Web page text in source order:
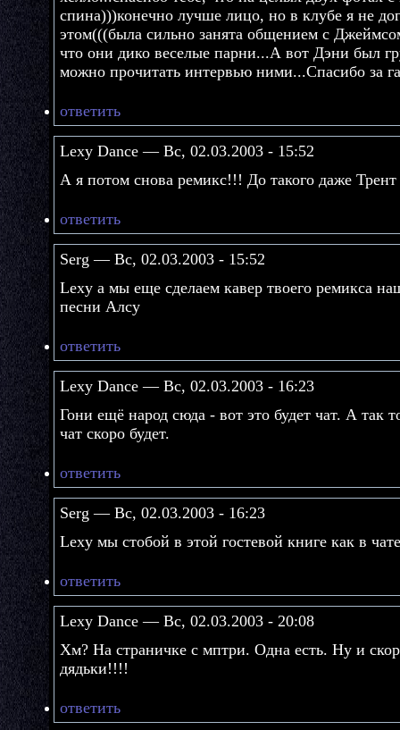
спина)))конечно лучше лицо, но в клубе я не
этом(((была сильно занята общением с
что они дико веселые парни...А вот Дэни был
можно прочитать интервью ними...Спасибо за
ответить
Lexy Dance — Вс, 02.03.2003 - 15:52
А я потом снова ремикс!!! До такого даже
ответить
Serg — Вс, 02.03.2003 - 15:52
Lexy а мы еще сделаем кавер твоего ремикса
песни Алсу
ответить
Lexy Dance — Вс, 02.03.2003 - 16:23
Гони ещё народ сюда - вот это будет чат. А так
чат скоро будет.
ответить
Serg — Вс, 02.03.2003 - 16:23
Lexy мы стобой в этой гостевой книге как в
ответить
Lexy Dance — Вс, 02.03.2003 - 20:08
Хм? На страничке с мптри. Одна есть. Ну и
дядьки!!!!
ответить